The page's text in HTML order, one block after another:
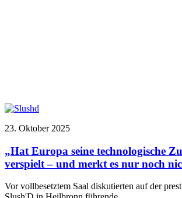
23. Oktober 2025
„Hat Europa seine technologische
verspielt – und merkt es nur noch
Vor vollbesetztem Saal diskutierten auf der